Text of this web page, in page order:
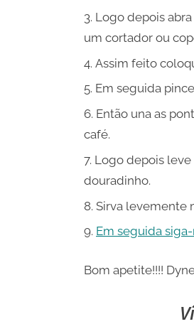
Logo depois
um cortador ou
Assim feito
Em seguida
Então una as
café.
Logo depois leve
douradinho.
Sirva levemente
Em seguida
Bom apetite!!!!